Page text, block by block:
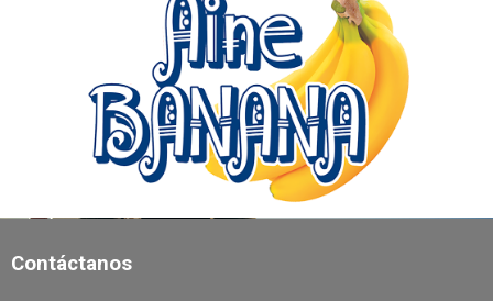
Contáctanos